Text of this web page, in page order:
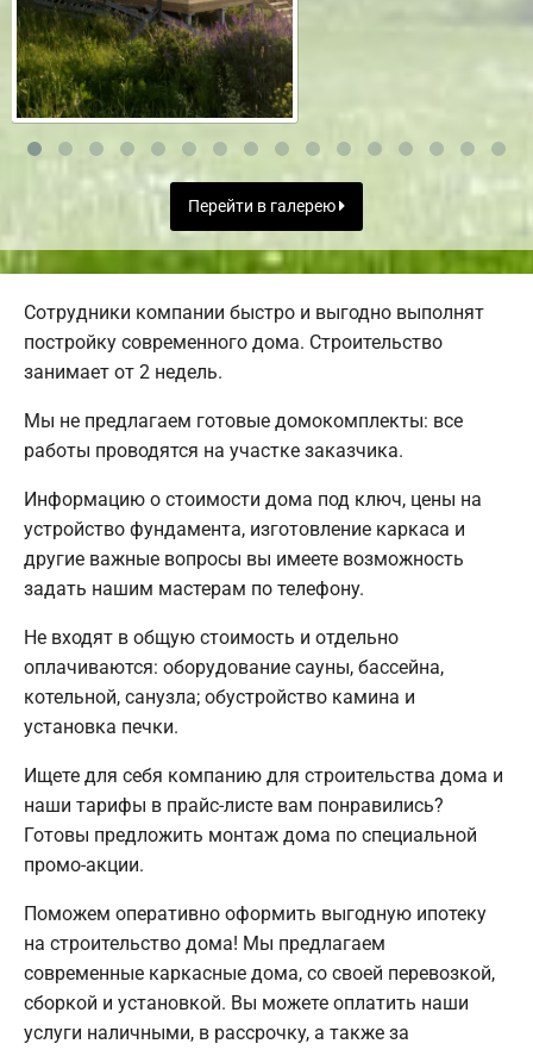
Перейти в галерею
Сотрудники компании быстро и выгодно выполнят
постройку современного дома. Строительство
занимает от 2 недель.
Мы не предлагаем готовые домокомплекты: все
работы проводятся на участке заказчика.
Информацию о стоимости дома под ключ, цены на
устройство фундамента, изготовление каркаса и
другие важные вопросы вы имеете возможность
задать нашим мастерам по телефону.
Не входят в общую стоимость и отдельно
оплачиваются: оборудование сауны, бассейна,
котельной, санузла; обустройство камина и
установка печки.
Ищете для себя компанию для строительства дома и
наши тарифы в прайс-листе вам понравились?
Готовы предложить монтаж дома по специальной
промо-акции.
Поможем оперативно оформить выгодную ипотеку
на строительство дома! Мы предлагаем
современные каркасные дома, со своей перевозкой,
сборкой и установкой. Вы можете оплатить наши
услуги наличными, в рассрочку, а также за